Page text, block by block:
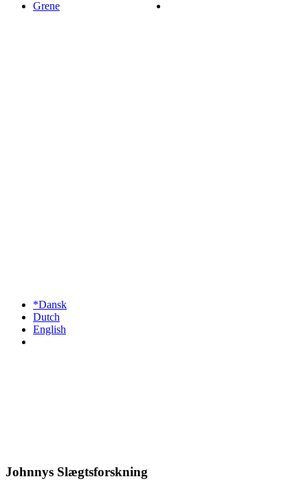
Grene
*Dansk
Dutch
English
Johnnys Slægtsforskning